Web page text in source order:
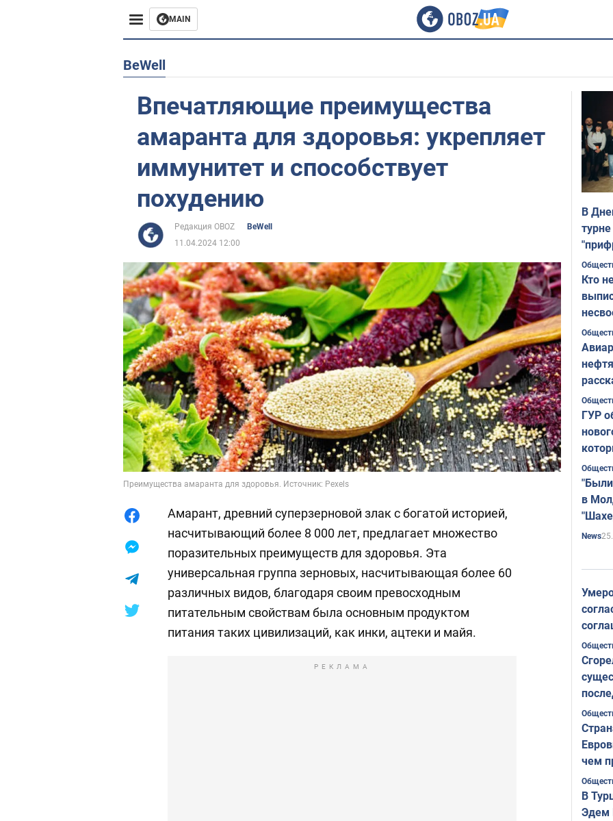
MAIN
Европа
Жизнь
Лайфхаки
BeWell
Впечатляющие преимущества
амаранта для здоровья: укрепляет
иммунитет и способствует
похудению
Редакция OBOZ
BeWell
11.04.2024 12:00
Преимущества амаранта для здоровья. Источник: Pexels
Амарант, древний суперзерновой злак с богатой историей,
насчитывающий более 8 000 лет, предлагает множество
поразительных преимуществ для здоровья. Эта
универсальная группа зерновых, насчитывающая более 60
различных видов, благодаря своим превосходным
питательным свойствам была основным продуктом
питания таких цивилизаций, как инки, ацтеки и майя.
РЕКЛАМА
В
Кто
ГУР
в
News
чем
В
Эдем